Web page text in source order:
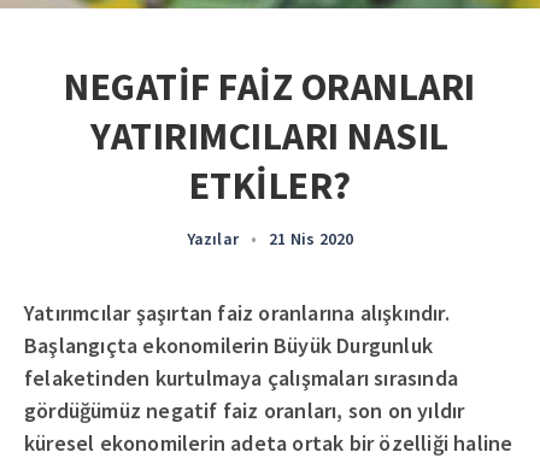
NEGATİF FAİZ ORANLARI
YATIRIMCILARI NASIL
ETKİLER?
Yazılar • 21 Nis 2020
Yatırımcılar şaşırtan faiz oranlarına alışkındır.
Başlangıçta ekonomilerin Büyük Durgunluk
felaketinden kurtulmaya çalışmaları sırasında
gördüğümüz negatif faiz oranları, son on yıldır
küresel ekonomilerin adeta ortak bir özelliği haline